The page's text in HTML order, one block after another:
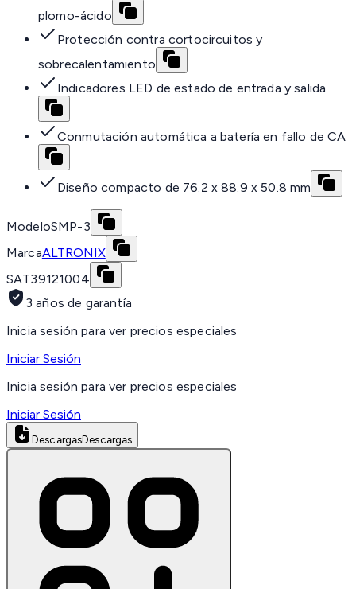
plomo-ácido
Protección contra cortocircuitos y
sobrecalentamiento
Indicadores LED de estado de entrada y salida
Conmutación automática a batería en fallo de CA
Diseño compacto de 76.2 x 88.9 x 50.8 mm
ModeloSMP-3
MarcaALTRONIX
SAT39121004
3 años de garantía
Inicia sesión para ver precios especiales
Iniciar Sesión
Inicia sesión para ver precios especiales
Iniciar Sesión
DescargasDescargas